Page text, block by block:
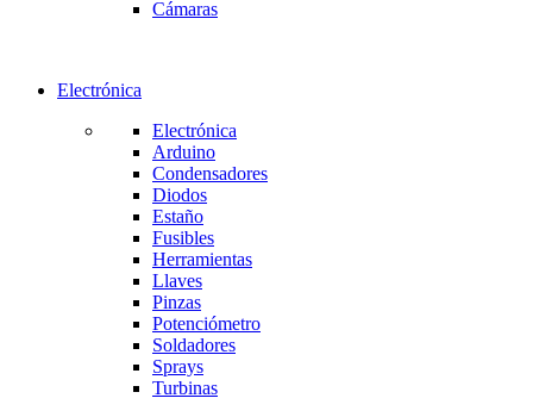
Cámaras
Electrónica
Electrónica
Arduino
Condensadores
Diodos
Estaño
Fusibles
Herramientas
Llaves
Pinzas
Potenciómetro
Soldadores
Sprays
Turbinas